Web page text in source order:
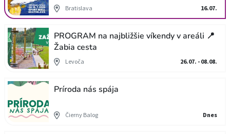
Bratislava 16.07.
PROGRAM na najbližšie víkendy v areáli 📍
Žabia cesta
Levoča 26.07. - 08.08.
Príroda nás spája
Čierny Balog Dnes